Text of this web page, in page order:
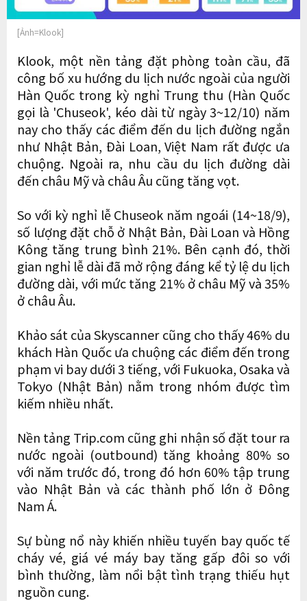
[Ảnh=Klook]
Klook, một nền tảng đặt phòng toàn cầu, đã
công bố xu hướng du lịch nước ngoài của người
Hàn Quốc trong kỳ nghỉ Trung thu (Hàn Quốc
gọi là 'Chuseok', kéo dài từ ngày 3~12/10) năm
nay cho thấy các điểm đến du lịch đường ngắn
như Nhật Bản, Đài Loan, Việt Nam rất được ưa
chuộng. Ngoài ra, nhu cầu du lịch đường dài
đến châu Mỹ và châu Âu cũng tăng vọt.
So với kỳ nghỉ lễ Chuseok năm ngoái (14~18/9),
số lượng đặt chỗ ở Nhật Bản, Đài Loan và Hồng
Kông tăng trung bình 21%. Bên cạnh đó, thời
gian nghỉ lễ dài đã mở rộng đáng kể tỷ lệ du lịch
đường dài, với mức tăng 21% ở châu Mỹ và 35%
ở châu Âu.
Khảo sát của Skyscanner cũng cho thấy 46% du
khách Hàn Quốc ưa chuộng các điểm đến trong
phạm vi bay dưới 3 tiếng, với Fukuoka, Osaka và
Tokyo (Nhật Bản) nằm trong nhóm được tìm
kiếm nhiều nhất.
Nền tảng Trip.com cũng ghi nhận số đặt tour ra
nước ngoài (outbound) tăng khoảng 80% so
với năm trước đó, trong đó hơn 60% tập trung
vào Nhật Bản và các thành phố lớn ở Đông
Nam Á.
Sự bùng nổ này khiến nhiều tuyến bay quốc tế
cháy vé, giá vé máy bay tăng gấp đôi so với
bình thường, làm nổi bật tình trạng thiếu hụt
nguồn cung.